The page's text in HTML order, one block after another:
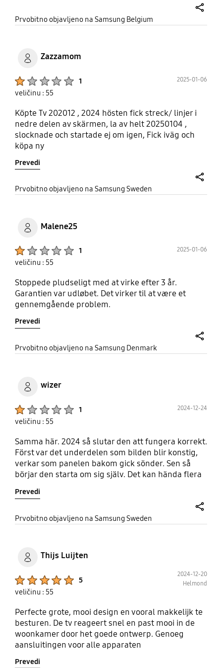
Prvobitno objavljeno na Samsung Belgium
Zazzamom
1 2025-01-06
veličinu : 55
Köpte Tv 202012 , 2024 hösten fick streck/ linjer i
nedre delen av skärmen, la av helt 20250104 ,
slocknade och startade ej om igen, Fick iväg och
köpa ny
Prevedi
Prvobitno objavljeno na Samsung Sweden
Malene25
1 2025-01-06
veličinu : 55
Stoppede pludseligt med at virke efter 3 år.
Garantien var udløbet. Det virker til at være et
gennemgående problem.
Prevedi
Prvobitno objavljeno na Samsung Denmark
wizer
1 2024-12-24
veličinu : 55
Samma här. 2024 så slutar den att fungera korrekt.
Först var det underdelen som bilden blir konstig,
verkar som panelen bakom gick sönder. Sen så
börjar den starta om sig själv. Det kan hända flera
säker på att den inte har gått någon yttre
påverkan. Varken slag eller tappat den. Jag ersatte
min gamla TV från Philips med denna för 3år sen.
botten.
Prevedi
Prvobitno objavljeno na Samsung Sweden
Thijs Luijten
5
2024-12-20
Helmond
veličinu : 55
Perfecte grote, mooi design en vooral makkelijk te
besturen. De tv reageert snel en past mooi in de
woonkamer door het goede ontwerp. Genoeg
aansluitingen voor alle apparaten
Prevedi